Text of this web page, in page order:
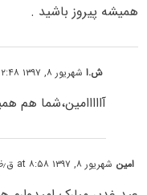
همیشه پیروز باشید .
ش.اشهریور ۸, ۱۳۹۷ at ۲:۴۸ ب٫ظ
آااااامین،شما هم
امین شهریور ۸, ۱۳۹۷ at ۸:۵۸ ق٫ظ